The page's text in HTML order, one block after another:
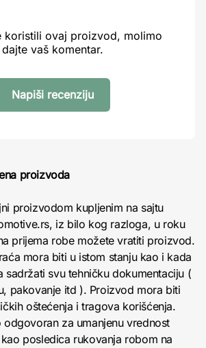
koristili ovaj proizvod, molimo
dajte vaš komentar.
Napiši recenziju
proizvoda
proizvodom kupljenim na sajtu
iz bilo kog razloga, u roku
prijema robe možete vratiti proizvod.
mora biti u istom stanju kao i kada
sadržati svu tehničku dokumentaciju (
pakovanje itd ). Proizvod mora biti
oštećenja i tragova korišćenja.
odgovoran za umanjenu vrednost
posledica rukovanja robom na